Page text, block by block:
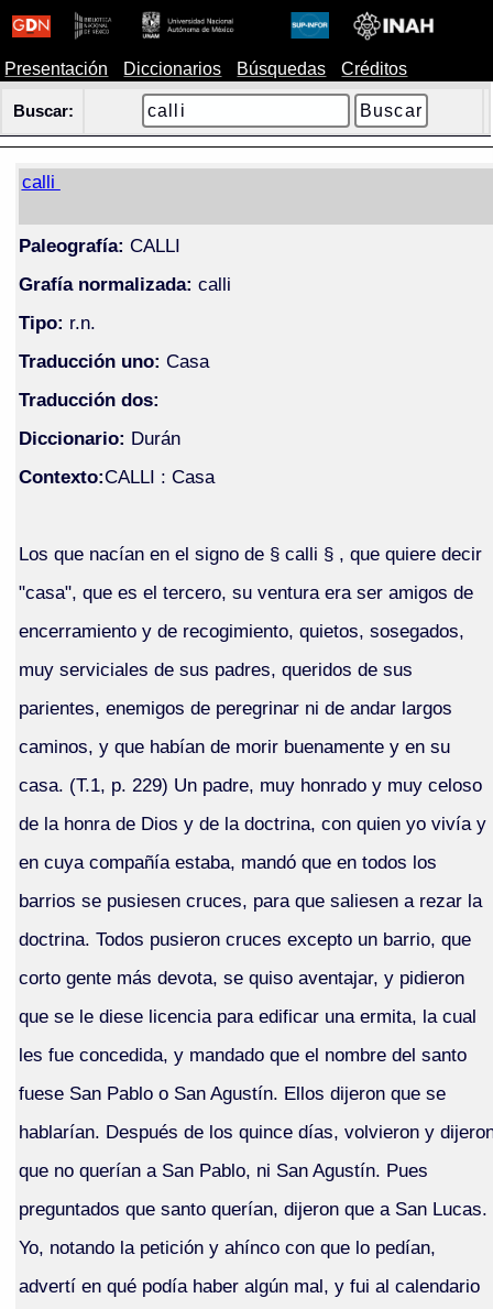
Presentación Diccionarios Búsquedas Créditos
Buscar:
calli
Paleografía: CALLI
Grafía normalizada: calli
Tipo: r.n.
Traducción uno: Casa
Traducción dos:
Diccionario: Durán
Contexto:CALLI : Casa
Los que nacían en el signo de § calli § , que quiere decir
"casa", que es el tercero, su ventura era ser amigos de
encerramiento y de recogimiento, quietos, sosegados,
muy serviciales de sus padres, queridos de sus
parientes, enemigos de peregrinar ni de andar largos
caminos, y que habían de morir buenamente y en su
casa. (T.1, p. 229) Un padre, muy honrado y muy celoso
de la honra de Dios y de la doctrina, con quien yo vivía y
en cuya compañía estaba, mandó que en todos los
barrios se pusiesen cruces, para que saliesen a rezar la
doctrina. Todos pusieron cruces excepto un barrio, que
corto gente más devota, se quiso aventajar, y pidieron
que se le diese licencia para edificar una ermita, la cual
les fue concedida, y mandado que el nombre del santo
fuese San Pablo o San Agustín. Ellos dijeron que se
hablarían. Después de los quince días, volvieron y
que no querían a San Pablo, ni San Agustín. Pues
preguntados que santo querían, dijeron que a San Lucas.
Yo, notando la petición y ahínco con que lo pedían,
advertí en qué podía haber algún mal, y fui al calendario